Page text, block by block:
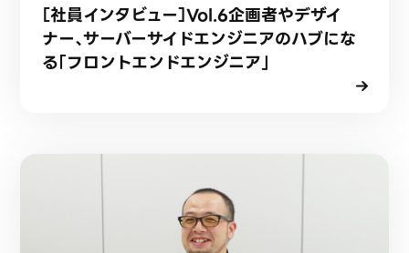
［社員インタビュー］Vol.6企画者やデザイ
ナー、サーバーサイドエンジニアのハブにな
る「フロントエンドエンジニア」